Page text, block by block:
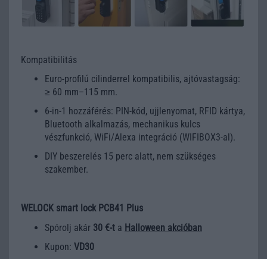
Kompatibilitás
Euro-profilú cilinderrel kompatibilis, ajtóvastagság:
≥ 60 mm–115 mm.
6-in-1 hozzáférés: PIN-kód, ujjlenyomat, RFID kártya,
Bluetooth alkalmazás, mechanikus kulcs
vészfunkció, WiFi/Alexa integráció (WIFIBOX3-al).
DIY beszerelés 15 perc alatt, nem szükséges
szakember.
WELOCK smart lock PCB41 Plus
Spórolj akár 30 €-t a Halloween akcióban
Kupon: VD30